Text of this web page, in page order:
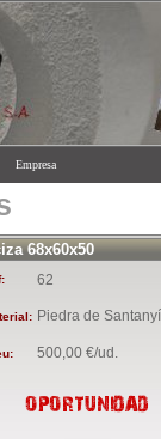
Empresa
68x60x50
62
Piedra de Santanyí
500,00 €/ud.
OPORTUNIDAD